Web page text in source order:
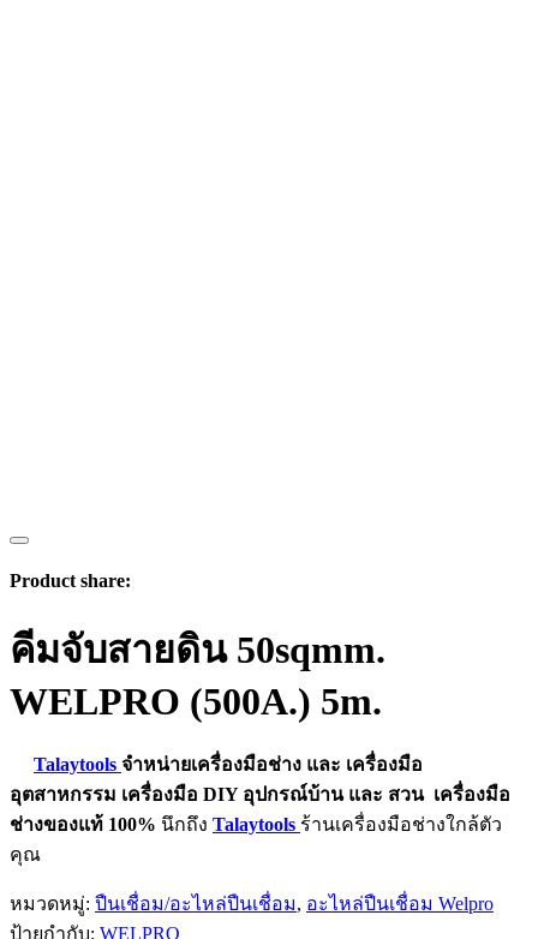
Product share:
คีมจับสายดิน 50sqmm.
WELPRO (500A.) 5m.
Talaytools จำหน่ายเครื่องมือช่าง และ เครื่องมือ
อุตสาหกรรม เครื่องมือ DIY อุปกรณ์บ้าน และ สวน เครื่องมือ
ช่างของแท้ 100% นึกถึง Talaytools ร้านเครื่องมือช่างใกล้ตัว
คุณ
หมวดหมู่: ปืนเชื่อม/อะไหล่ปืนเชื่อม, อะไหล่ปืนเชื่อม Welpro
ป้ายกำกับ: WELPRO